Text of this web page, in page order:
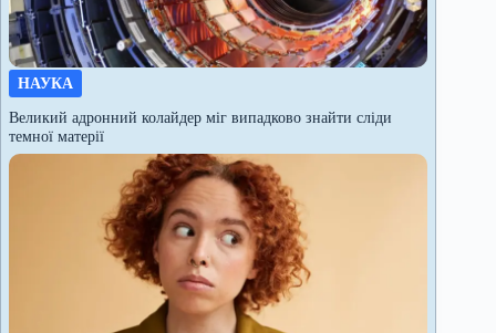
НАУКА
Великий адронний колайдер міг випадково знайти сліди
темної матерії